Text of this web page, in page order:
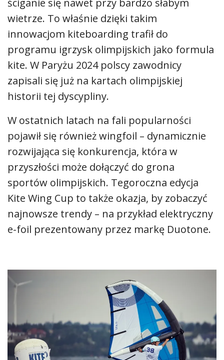
ściganie się nawet przy bardzo słabym
wietrze. To właśnie dzięki takim
innowacjom kiteboarding trafił do
programu igrzysk olimpijskich jako formula
kite. W Paryżu 2024 polscy zawodnicy
zapisali się już na kartach olimpijskiej
historii tej dyscypliny.
W ostatnich latach na fali popularności
pojawił się również wingfoil – dynamicznie
rozwijająca się konkurencja, która w
przyszłości może dołączyć do grona
sportów olimpijskich. Tegoroczna edycja
Kite Wing Cup to także okazja, by zobaczyć
najnowsze trendy – na przykład elektryczny
e-foil prezentowany przez markę Duotone.